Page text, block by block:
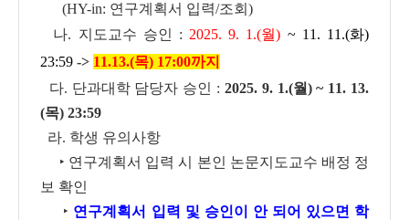
(HY-in: 연구계획서 입력/조회)
나. 지도교수 승인 : 2025. 9. 1.(월) ~ 11. 11.(화)
23:59 -> 11.13.(목) 17:00까지
다. 단과대학 담당자 승인 : 2025. 9. 1.(월) ~ 11. 13.
(목) 23:59
라. 학생 유의사항
‣ 연구계획서 입력 시 본인 논문지도교수 배정 정
보 확인
‣ 연구계획서 입력 및 승인이 안 되어 있으면 학